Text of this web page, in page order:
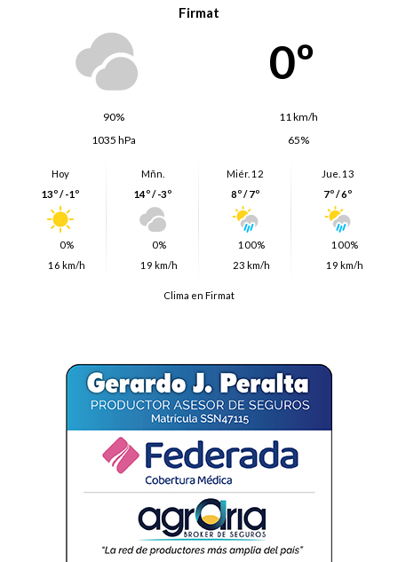
Firmat
0º
90%
11 km/h
1035 hPa
65%
Hoy
13º / -1º
0%
16 km/h
Mñn.
14º / -3º
0%
19 km/h
Miér. 12
8º / 7º
100%
23 km/h
Jue. 13
7º / 6º
100%
19 km/h
Clima en Firmat